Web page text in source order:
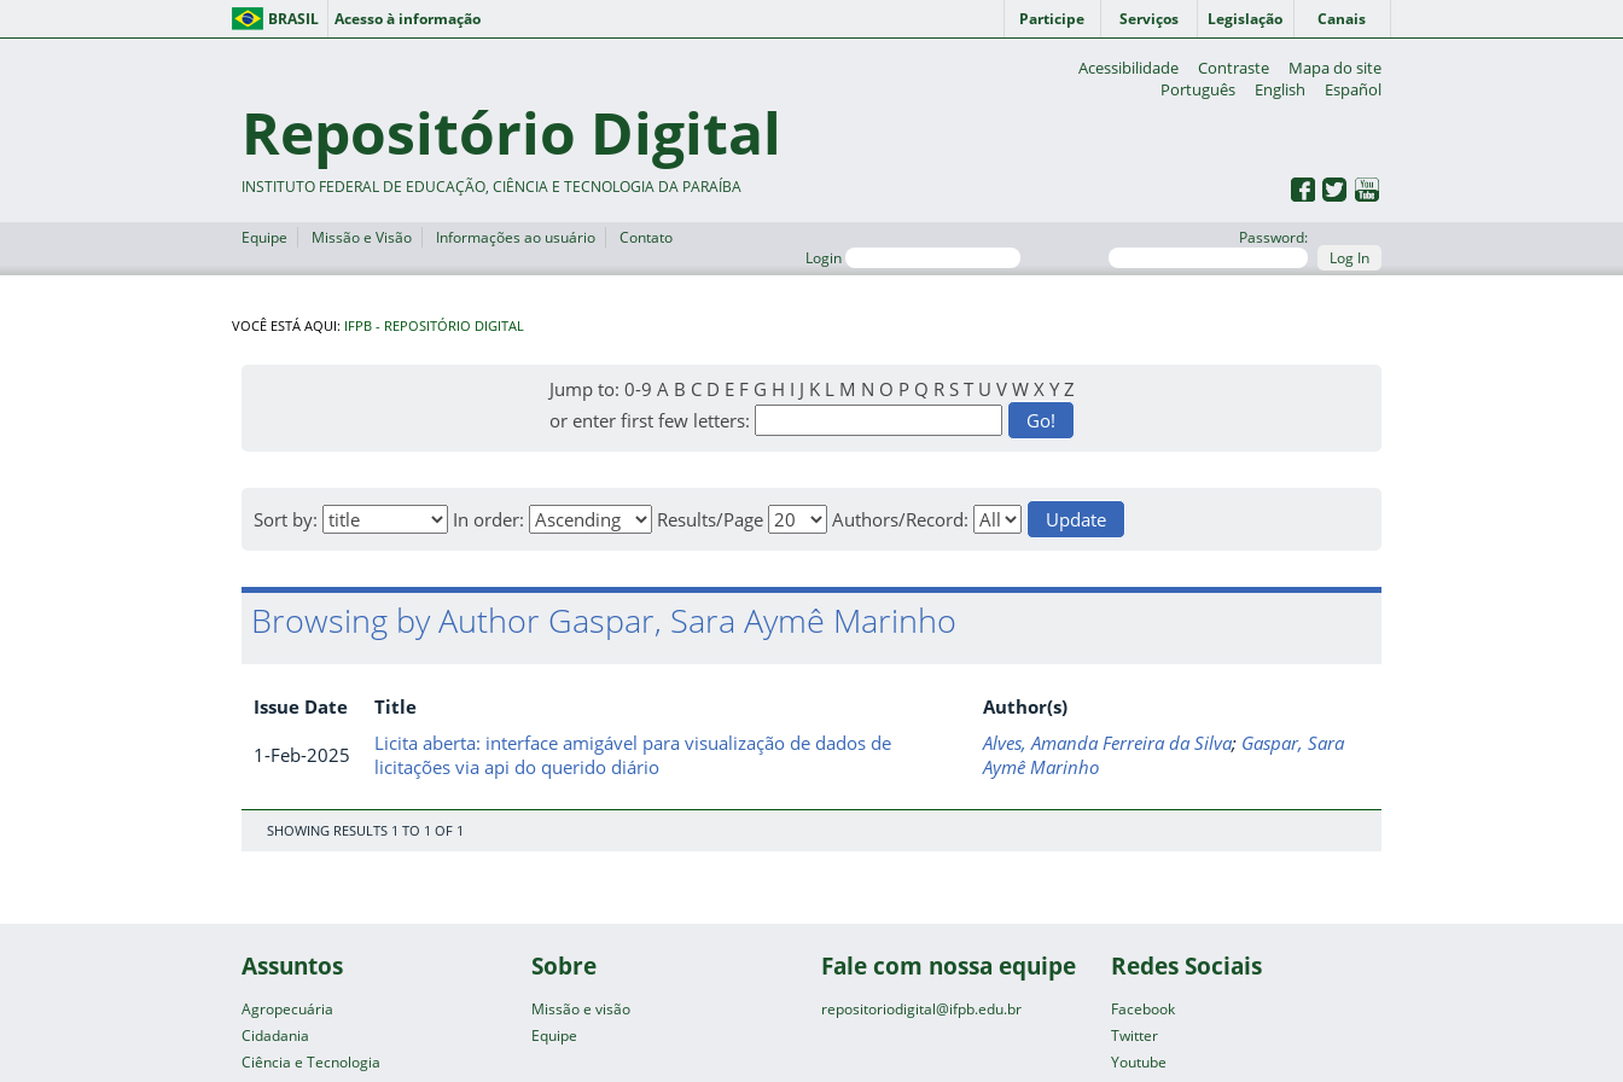
BRASIL Acesso à informação Participe Serviços Legislação Canais
Acessibilidade Contraste
Mapa do site
Português
English Español
Repositório Digital
INSTITUTO FEDERAL DE EDUCAÇÃO, CIÊNCIA E TECNOLOGIA DA PARAÍBA
Equipe Missão e Visão Informações ao usuário
Contato
Login
Password:
Log In
VOCÊ ESTÁ AQUI: IFPB - REPOSITÓRIO DIGITAL
Jump to: 0-9 A B C D E F G H I J K L M N O P Q R S T U V W X Y Z
or enter first few letters:
Sort by: In order: Results/Page Authors/Record:
Browsing by Author Gaspar, Sara Aymê Marinho
Issue Date Title
Author(s)
1-Feb-2025
Licita aberta: interface amigável para visualização de dados de
licitações via api do querido diário
Alves, Amanda Ferreira da Silva; Gaspar, Sara
Aymê Marinho
SHOWING RESULTS 1 TO 1 OF 1
Assuntos
Agropecuária
Cidadania
Ciência e Tecnologia
Sobre
Missão e visão
Equipe
Fale com nossa equipe
repositoriodigital@ifpb.edu.br
Redes Sociais
Facebook
Twitter
Youtube